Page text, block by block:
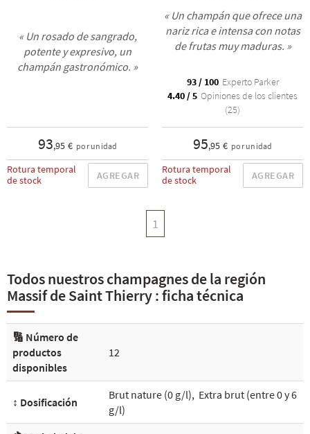
« Un rosado de sangrado,
potente y expresivo, un
champán gastronómico. »
93,95 € por unidad
Rotura temporal
de stock
AGREGAR
« Un champán que ofrece una
nariz rica e intensa con notas
de frutas muy maduras. »
93 / 100 Experto Parker
4.40 / 5 Opiniones de los clientes
(25)
95,95 € por unidad
Rotura temporal
de stock
AGREGAR
1
Todos nuestros champagnes de la región
Massif de Saint Thierry : ficha técnica
🔢 Número de
productos
disponibles
12
↕️ Dosificación
Brut nature (0 g/l), Extra brut (entre 0 y 6
g/l)